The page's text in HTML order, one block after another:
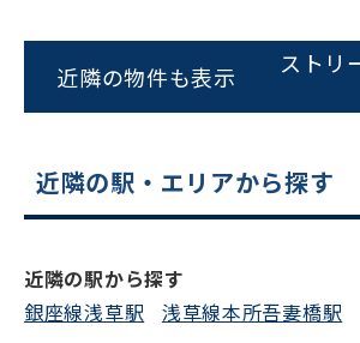
スムーズにご案内でき
0120-620-
電話でお問い合わせ
近隣の物件も表示
ストリ
近隣の駅・エリアから探す
近隣の駅から探す
銀座線浅草駅
浅草線本所吾妻橋駅